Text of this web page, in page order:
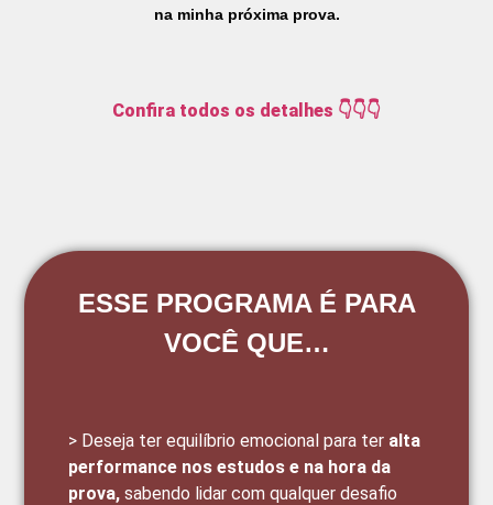
na minha próxima prova.
Confira todos os detalhes 👇👇👇
ESSE PROGRAMA É PARA
VOCÊ QUE…
> Deseja ter equilíbrio emocional para ter alta
performance nos estudos e na hora da
prova, sabendo lidar com qualquer desafio